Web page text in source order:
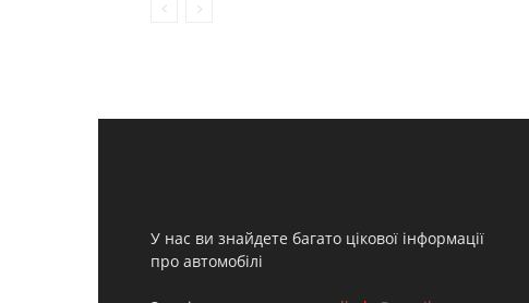
У нас ви знайдете багато цікової інформації
про автомобілі